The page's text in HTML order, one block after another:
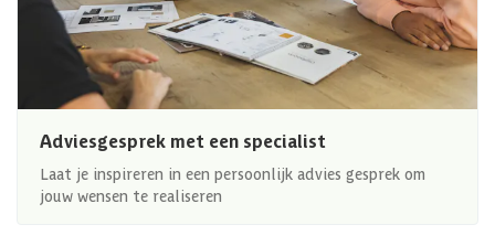
Adviesgesprek met een specialist
Laat je inspireren in een persoonlijk advies gesprek om
jouw wensen te realiseren